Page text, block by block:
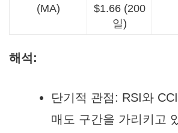
(MA)
$1.66 (200
일)
해석:
단기적 관점: RSI와
매도 구간을 가리키고